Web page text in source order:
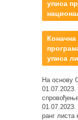
уписа
Коначна
уписа
На основу
01.07.2023.
ранг листа